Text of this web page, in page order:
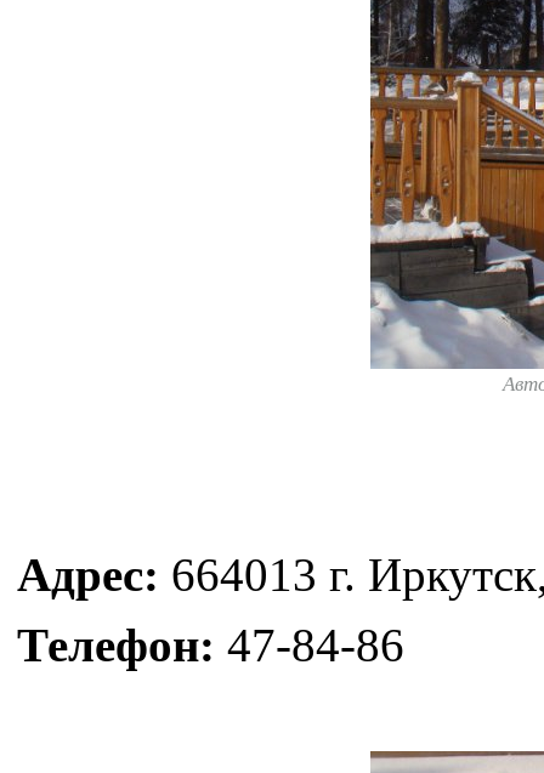
Адрес: 664013 г.
Телефон: 47-84-86